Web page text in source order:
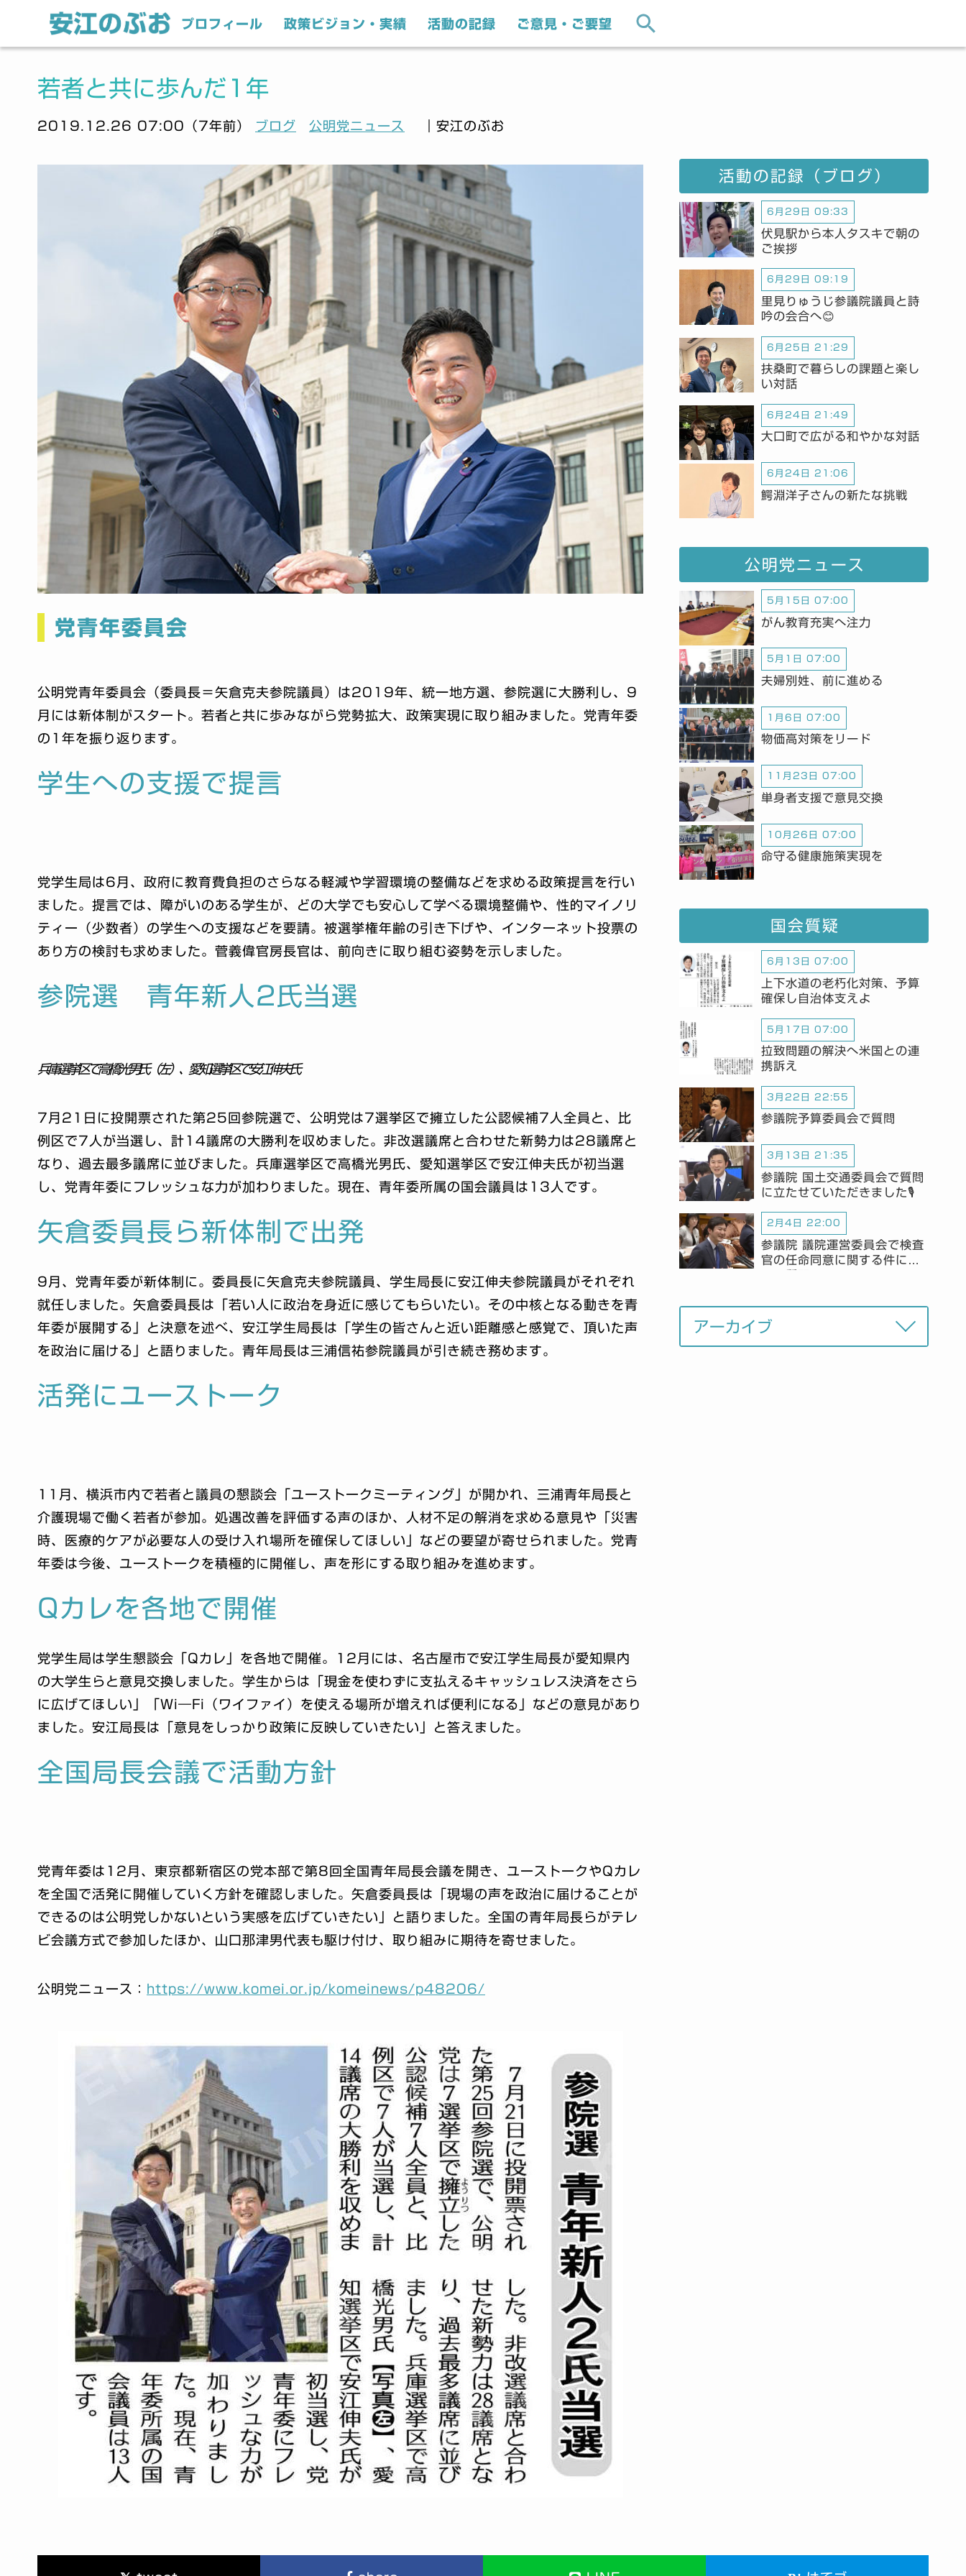
プロフィール 政策ビジョン・実績 活動の記録 ご意見・ご要望
若者と共に歩んだ1年
2019.12.26 07:00（7年前） ブログ 公明党ニュース ｜安江のぶお
党青年委員会
公明党青年委員会（委員長＝矢倉克夫参院議員）は2019年、統一地方選、参院選に大勝利し、9
月には新体制がスタート。若者と共に歩みながら党勢拡大、政策実現に取り組みました。党青年委
の1年を振り返ります。
学生への支援で提言
党学生局は6月、政府に教育費負担のさらなる軽減や学習環境の整備などを求める政策提言を行い
ました。提言では、障がいのある学生が、どの大学でも安心して学べる環境整備や、性的マイノリ
ティー（少数者）の学生への支援などを要請。被選挙権年齢の引き下げや、インターネット投票の
あり方の検討も求めました。菅義偉官房長官は、前向きに取り組む姿勢を示しました。
参院選 青年新人2氏当選
兵庫選挙区で高橋光男氏（左）、愛知選挙区で安江伸夫氏
7月21日に投開票された第25回参院選で、公明党は7選挙区で擁立した公認候補7人全員と、比
例区で7人が当選し、計14議席の大勝利を収めました。非改選議席と合わせた新勢力は28議席と
なり、過去最多議席に並びました。兵庫選挙区で高橋光男氏、愛知選挙区で安江伸夫氏が初当選
し、党青年委にフレッシュな力が加わりました。現在、青年委所属の国会議員は13人です。
矢倉委員長ら新体制で出発
9月、党青年委が新体制に。委員長に矢倉克夫参院議員、学生局長に安江伸夫参院議員がそれぞれ
就任しました。矢倉委員長は「若い人に政治を身近に感じてもらいたい。その中核となる動きを青
年委が展開する」と決意を述べ、安江学生局長は「学生の皆さんと近い距離感と感覚で、頂いた声
を政治に届ける」と語りました。青年局長は三浦信祐参院議員が引き続き務めます。
活発にユーストーク
11月、横浜市内で若者と議員の懇談会「ユーストークミーティング」が開かれ、三浦青年局長と
介護現場で働く若者が参加。処遇改善を評価する声のほか、人材不足の解消を求める意見や「災害
時、医療的ケアが必要な人の受け入れ場所を確保してほしい」などの要望が寄せられました。党青
年委は今後、ユーストークを積極的に開催し、声を形にする取り組みを進めます。
Qカレを各地で開催
党学生局は学生懇談会「Qカレ」を各地で開催。12月には、名古屋市で安江学生局長が愛知県内
の大学生らと意見交換しました。学生からは「現金を使わずに支払えるキャッシュレス決済をさら
に広げてほしい」「Wi―Fi（ワイファイ）を使える場所が増えれば便利になる」などの意見があり
ました。安江局長は「意見をしっかり政策に反映していきたい」と答えました。
全国局長会議で活動方針
党青年委は12月、東京都新宿区の党本部で第8回全国青年局長会議を開き、ユーストークやQカレ
を全国で活発に開催していく方針を確認しました。矢倉委員長は「現場の声を政治に届けることが
できるのは公明党しかないという実感を広げていきたい」と語りました。全国の青年局長らがテレ
ビ会議方式で参加したほか、山口那津男代表も駆け付け、取り組みに期待を寄せました。
公明党ニュース： https://www.komei.or.jp/komeinews/p48206/
活動の記録（ブログ）
6月29日 09:33
伏見駅から本人タスキで朝の
ご挨拶
6月29日 09:19
里見りゅうじ参議院議員と詩
吟の会合へ😊
6月25日 21:29
扶桑町で暮らしの課題と楽し
い対話
6月24日 21:49
大口町で広がる和やかな対話
6月24日 21:06
鰐淵洋子さんの新たな挑戦
公明党ニュース
5月15日 07:00
がん教育充実へ注力
5月1日 07:00
夫婦別姓、前に進める
1月6日 07:00
物価高対策をリード
11月23日 07:00
単身者支援で意見交換
10月26日 07:00
命守る健康施策実現を
国会質疑
6月13日 07:00
上下水道の老朽化対策、予算
確保し自治体支えよ
5月17日 07:00
拉致問題の解決へ米国との連
携訴え
3月22日 22:55
参議院予算委員会で質問
3月13日 21:35
参議院 国土交通委員会で質問
に立たせていただきました🎙️
2月4日 22:00
参議院 議院運営委員会で検査
官の任命同意に関する件につ